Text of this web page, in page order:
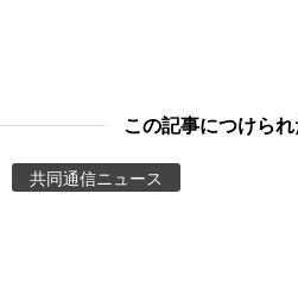
この記事につけら
共同通信ニュース